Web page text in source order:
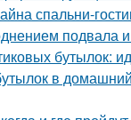
спальни-
подвала
бутылок:
в